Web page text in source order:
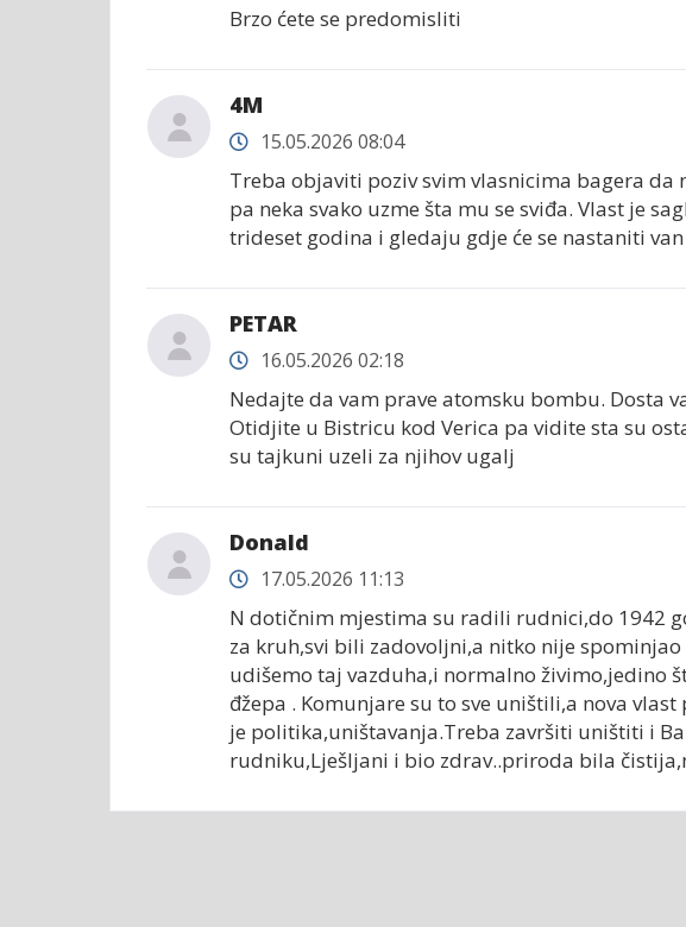
Brzo ćete se predomisliti
4M
15.05.2026 08:04
Treba objaviti poziv svim vlasnicima bagera
pa neka svako uzme šta mu se sviđa. Vlast je
trideset godina i gledaju gdje će se nastaniti van
PETAR
16.05.2026 02:18
Nedajte da vam prave atomsku bombu. Dosta
Otidjite u Bistricu kod Verica pa vidite sta su
su tajkuni uzeli za njihov ugalj
Donald
17.05.2026 11:13
N dotičnim mjestima su radili rudnici,do 1942
za kruh,svi bili zadovoljni,a nitko nije spominjao
udišemo taj vazduha,i normalno živimo,jedino
đžepa . Komunjare su to sve uništili,a nova
je politika,uništavanja.Treba završiti uništiti i
rudniku,Lješljani i bio zdrav..priroda bila